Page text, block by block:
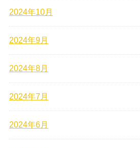
2024年10月
2024年9月
2024年8月
2024年7月
2024年6月